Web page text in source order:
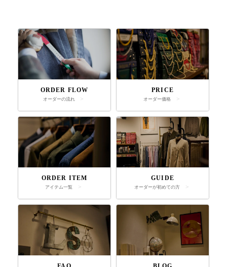
ORDER FLOW
オーダーの流れ
PRICE
オーダー価格
ORDER ITEM
アイテム一覧
GUIDE
オーダーが初めての方